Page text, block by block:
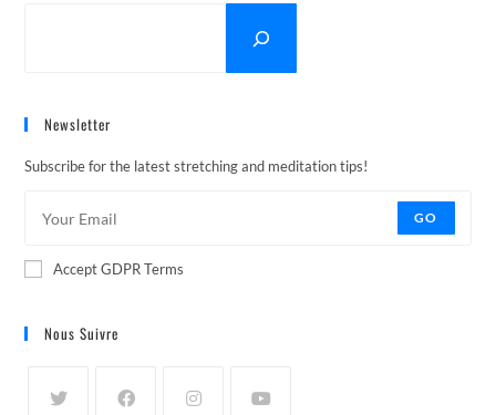
Newsletter
Subscribe for the latest stretching and meditation tips!
GO
Accept GDPR Terms
Nous Suivre